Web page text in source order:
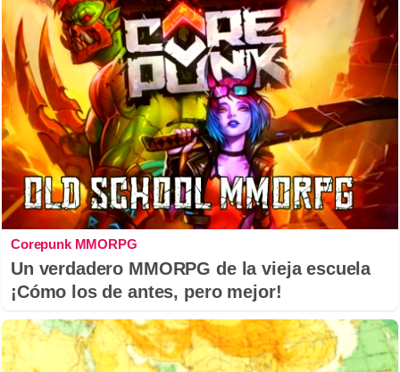
Corepunk MMORPG
Un verdadero MMORPG de la vieja escuela
¡Cómo los de antes, pero mejor!